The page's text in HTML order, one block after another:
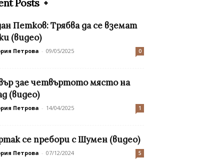
Posts
Петков: Трябва да се вземат
(видео)
Петрова - 09/05/2025 0
зае четвъртото място на
(видео)
Петрова - 14/04/2025 1
се пребори с Шумен (видео)
Петрова - 07/12/2024 5